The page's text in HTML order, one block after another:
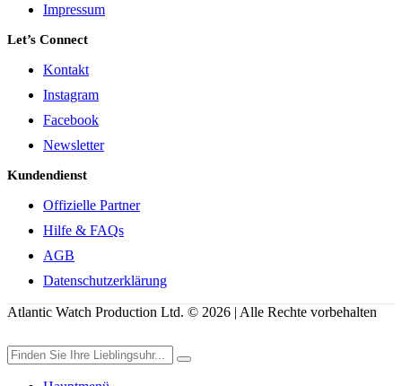
Impressum
Let’s Connect
Kontakt
Instagram
Facebook
Newsletter
Kundendienst
Offizielle Partner
Hilfe & FAQs
AGB
Datenschutzerklärung
Atlantic Watch Production Ltd. © 2026 | Alle Rechte vorbehalten